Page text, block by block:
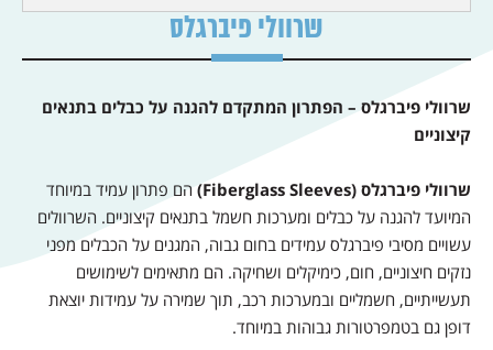
שרוולי פיברגלס
שרוולי פיברגלס – הפתרון המתקדם להגנה על כבלים בתנאים
קיצוניים
שרוולי פיברגלס (Fiberglass Sleeves)
הם פתרון עמיד במיוחד
המיועד להגנה על כבלים ומערכות חשמל בתנאים קיצוניים. השרוולים
עשויים מסיבי פיברגלס עמידים בחום גבוה, המגנים על הכבלים מפני
נזקים חיצוניים, חום, כימיקלים ושחיקה. הם מתאימים לשימושים
תעשייתיים, חשמליים ובמערכות רכב, תוך שמירה על עמידות יוצאת
דופן גם בטמפרטורות גבוהות במיוחד.